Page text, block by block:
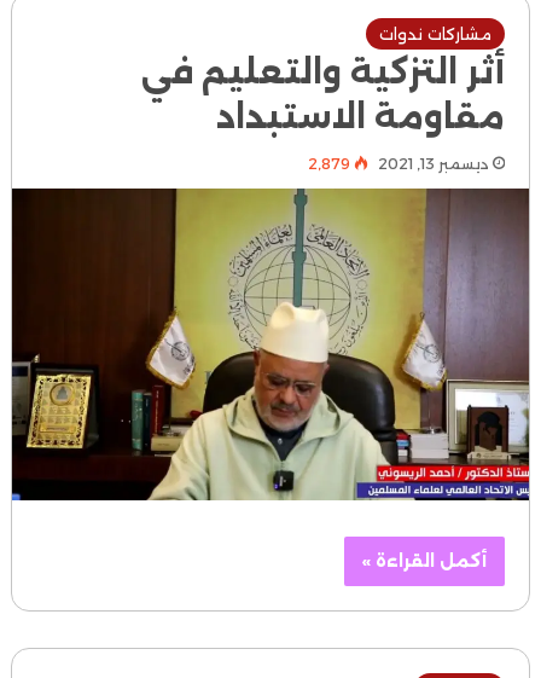
مشاركات ندوات
أثر التزكية والتعليم في
مقاومة الاستبداد
ديسمبر 13, 2021 2٬879
أكمل القراءة »